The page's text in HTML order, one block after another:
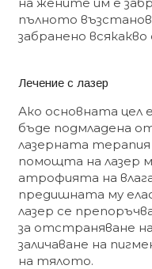
пълното
забранено
Лечение с лазер
Ако основната цел
бъде подмладена
лазерната терапия
помощта на лазер
атрофията на
предишната му
лазер се
за отстраняване
заличаване на
на тялото.